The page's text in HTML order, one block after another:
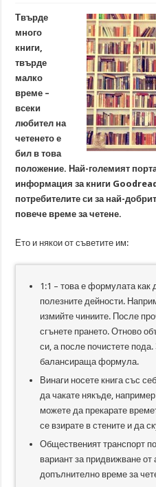
Твърде
много
книги,
твърде
малко
време –
всеки
любител на
четенето е
бил в това
положение. Най-големият
информация за книги
потребителите си за най-
повече време за четене.
Ето и някои от съветите им:
1:1 – това е формулата как
полезните дейности.
измийте чиниите. После
сгънете прането. Отново
си, а после почистете
балансираща формула.
Винаги носете книга със
да чакате някъде,
можете да прекарате
се взирате в стените и да
Общественият транспорт
вариант за придвижване
допълнително време за